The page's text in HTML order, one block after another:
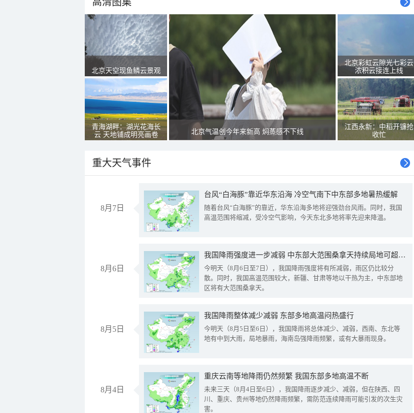
北京天空现鱼鳞云景观
青海湖畔：湖光花海长
云 天地铺成明亮画卷
北京气温创今年来新高 焖蒸感不下线
北京彩虹云隙光七彩云
浓积云接连上线
江西永新：中稻开镰抢
收忙
重大天气事件
8月7日
台风“白海豚”靠近华东沿海 冷空气南下中东部多地暑热缓解
随着台风“白海豚”的靠近，华东沿海多地将迎强劲台风雨。同时，我国
高温范围将缩减，受冷空气影响，今天东北多地将率先迎来降温。
8月6日
我国降雨强度进一步减弱 中东部大范围桑拿天持续局地可超38℃
今明天（8月6日至7日），我国降雨强度将有所减弱，雨区仍比较分
散。同时，我国高温范围较大，新疆、甘肃等地以干热为主，中东部地
区将有大范围桑拿天。
8月5日
我国降雨整体减少减弱 东部多地高温闷热盛行
今明天（8月5日至6日），我国降雨将总体减少、减弱，西南、东北等
地有中到大雨，局地暴雨，海南岛强降雨频繁，或有大暴雨现身。
8月4日
重庆云南等地降雨仍然频繁 我国东部多地高温不断
未来三天（8月4日至6日），我国降雨逐步减少、减弱，但在陕西、四
川、重庆、贵州等地仍然降雨频繁，需防范连续降雨可能引发的次生灾
害。